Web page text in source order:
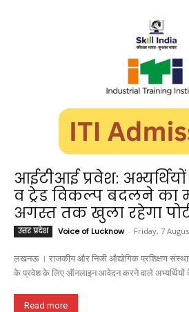
आईटीआई प्रवेश:
व ट्रेड विकल्प बदलने का
अगस्त तक खुला रहेगा
उत्तर प्रदेश Voice of Lucknow - Friday, 7
लखनऊ । राजकीय और निजी औद्योगिक प्रशिक्षण
के प्रवेश के लिए ऑनलाइन आवेदन करने वाले अभ्यर्थियों के
Read more